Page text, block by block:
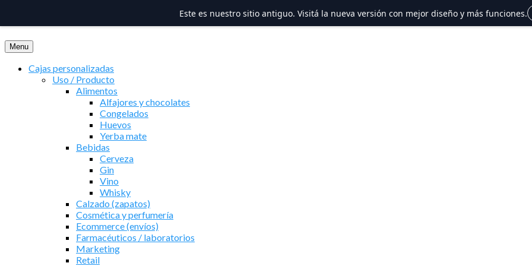
al
contenido
Menu
Cajas personalizadas
Uso / Producto
Alimentos
Alfajores y chocolates
Congelados
Huevos
Yerba mate
Bebidas
Cerveza
Gin
Vino
Whisky
Calzado (zapatos)
Cosmética y perfumería
Ecommerce (envíos)
Farmacéuticos / laboratorios
Marketing
Retail
Este es nuestro sitio antiguo. Visitá la nueva versión con mejor diseño y más funciones.